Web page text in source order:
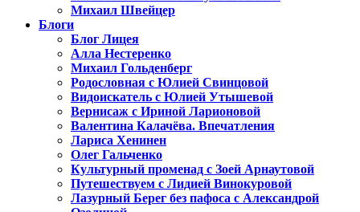
Михаил Швейцер
Блоги
Блог Лицея
Алла Нестеренко
Михаил Гольденберг
Родословная с Юлией Свинцовой
Видоискатель с Юлией Утышевой
Вернисаж с Ириной Ларионовой
Валентина Калачёва. Впечатления
Лариса Хенинен
Олег Гальченко
Культурный променад с Зоей Арнаутовой
Путешествуем с Лидией Винокуровой
Лазурный Берег без пафоса с Александрой